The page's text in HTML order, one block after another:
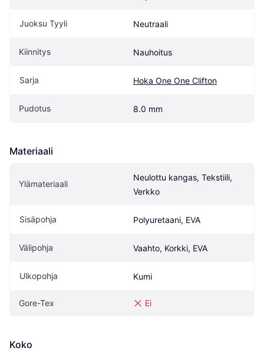
Juoksu Tyyli Neutraali
Kiinnitys Nauhoitus
Sarja Hoka One One Clifton
Pudotus 8.0 mm
Materiaali
Ylämateriaali
Neulottu kangas, Tekstiili,
Verkko
Sisäpohja Polyuretaani, EVA
Välipohja Vaahto, Korkki, EVA
Ulkopohja Kumi
Gore-Tex Ei
Koko